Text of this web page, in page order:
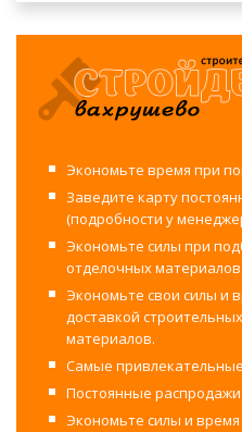
Экономьте время при
Заведите карту
(подробности у
Экономьте силы при
отделочных материалов.
Экономьте свои силы и
доставкой
материалов.
Самые
Постоянные распродажи.
Экономьте силы и время